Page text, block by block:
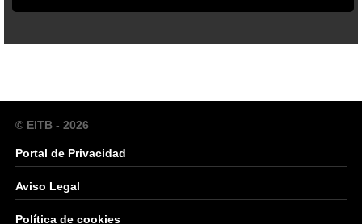
© EITB - 2026
Portal de Privacidad
Aviso Legal
Política de cookies